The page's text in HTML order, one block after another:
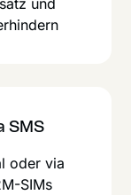
und
SMS
oder via
SIMs